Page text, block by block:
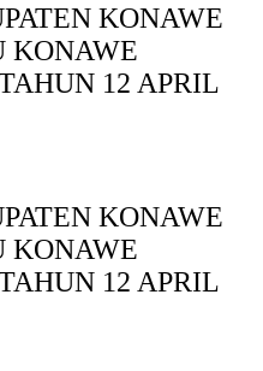
KONAWE
KONAWE
12 APRIL
KONAWE
KONAWE
12 APRIL